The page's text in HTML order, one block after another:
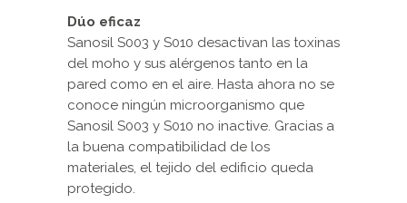
Dúo eficaz
Sanosil S003 y S010 desactivan las toxinas
del moho y sus alérgenos tanto en la
pared como en el aire. Hasta ahora no se
conoce ningún microorganismo que
Sanosil S003 y S010 no inactive. Gracias a
la buena compatibilidad de los
materiales, el tejido del edificio queda
protegido.